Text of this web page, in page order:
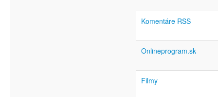
Komentáre RSS
Onlineprogram.sk
Filmy